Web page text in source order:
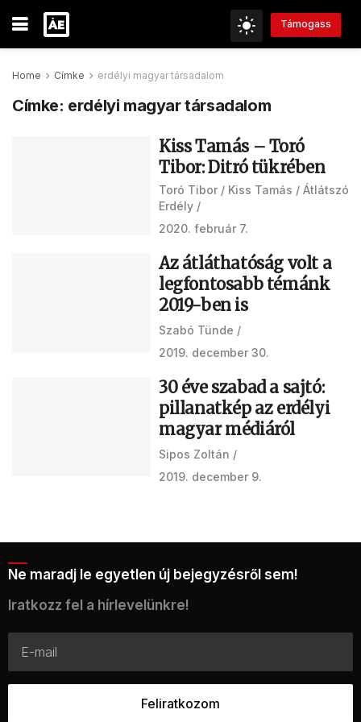
Támogass
Home Címke erdélyi magyar társadalom
Címke: erdélyi magyar társadalom
Kiss Tamás – Toró
Tibor: Ditró tükrében
Toró Tibor Kiss Tamás
Átlátszó
Erdély
2020. február 7.
Az átláthatóság volt a
legfontosabb témánk
2019-ben is
Szabó Tünde
2019. december 30.
30 éve szabad a sajtó:
pillanatkép az erdélyi
magyar médiáról
Sipos Zoltán
2019. december 9.
Ne maradj le egyetlen új bejegyzésről sem!
Iratkozz fel a hírlevelünkre!